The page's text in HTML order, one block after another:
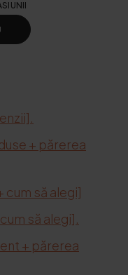
+ părerea
cum să alegi]
să alegi].
+ părerea